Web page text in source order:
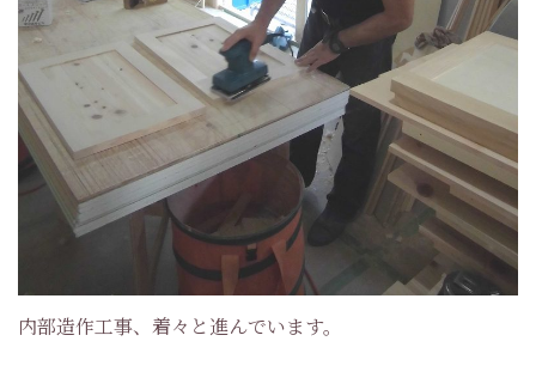
内部造作工事、着々と進んでいます。